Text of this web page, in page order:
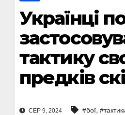
Українці
тактику
предків
СЕР 9, 2024 #бої,